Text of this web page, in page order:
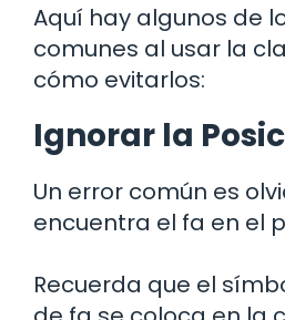
Aquí hay algunos de
comunes al usar la
cómo evitarlos:
Ignorar la
Un error común es
encuentra el fa en el
Recuerda que el